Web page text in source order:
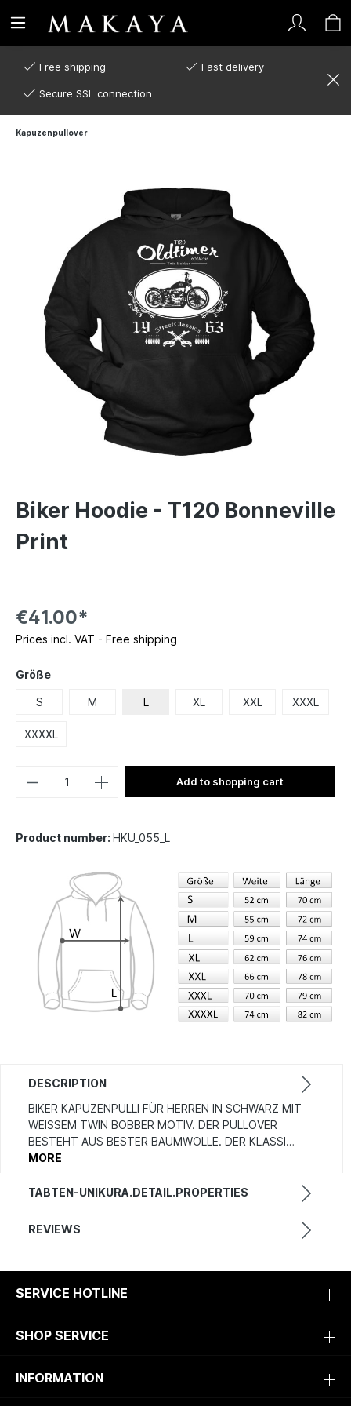
Free shipping Fast delivery
Secure SSL connection
Kapuzenpullover
Biker Hoodie - T120 Bonneville
Print
€41.00*
Prices incl. VAT - Free shipping
Größe
S M L XL XXL XXXL
XXXXL
Add to shopping cart
Product number: HKU_055_L
DESCRIPTION
BIKER KAPUZENPULLI FÜR HERREN IN SCHWARZ MIT
WEISSEM TWIN BOBBER MOTIV. DER PULLOVER B
ESTEHT AUS BESTER BAUMWOLLE. DER KLASSI…
MORE
TABTEN-UNIKURA.DETAIL.PROPERTIES
REVIEWS
SERVICE HOTLINE
SHOP SERVICE
INFORMATION